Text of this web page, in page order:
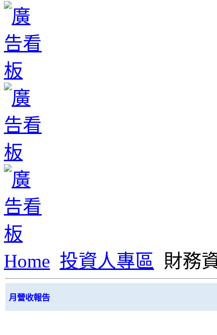
Home 投資人專區 財務
月營收報告